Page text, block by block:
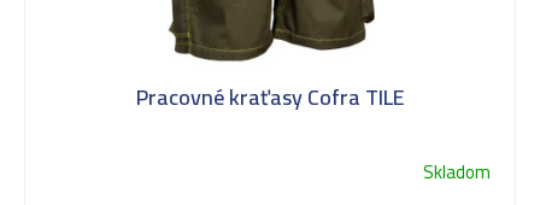
Pracovné kraťasy Cofra TILE
Skladom